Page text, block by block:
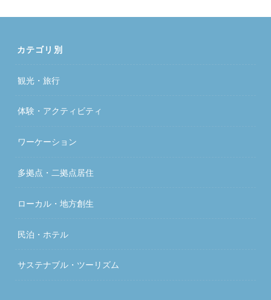
カテゴリ別
観光・旅行
体験・アクティビティ
ワーケーション
多拠点・二拠点居住
ローカル・地方創生
民泊・ホテル
サステナブル・ツーリズム